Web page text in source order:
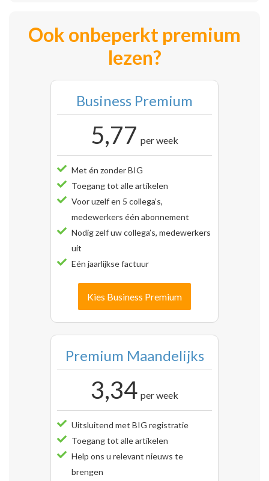
Ook onbeperkt premium
lezen?
Business Premium
5,77 per week
Met én zonder BIG
Toegang tot alle artikelen
Voor uzelf en 5 collega’s,
medewerkers één abonnement
Nodig zelf uw collega’s, medewerkers
uit
Eén jaarlijkse factuur
Kies Business Premium
Premium Maandelijks
3,34 per week
Uitsluitend met BIG registratie
Toegang tot alle artikelen
Help ons u relevant nieuws te
brengen